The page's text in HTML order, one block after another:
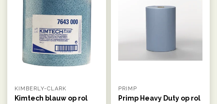
KIMBERLY-CLARK
Kimtech blauw op rol
PRIMP
Primp Heavy Duty op rol